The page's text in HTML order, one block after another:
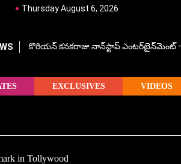
Thursday August 6, 2026
కొరియన్ కనకరాజు నాన్‌స్టాప్ ఎంటర్‌టైన్‌మెంట్
EXCLUSIVES VIDEOS
in Tollywood